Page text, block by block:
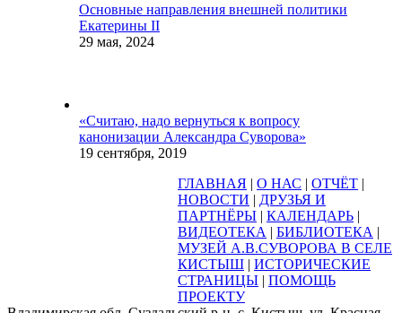
Основные направления внешней политики
Екатерины II
29 мая, 2024
«Считаю, надо вернуться к вопросу
канонизации Александра Суворова»
19 сентября, 2019
ГЛАВНАЯ | О НАС | ОТЧЁТ |
НОВОСТИ | ДРУЗЬЯ И
ПАРТНЁРЫ | КАЛЕНДАРЬ |
ВИДЕОТЕКА | БИБЛИОТЕКА |
МУЗЕЙ А.В.СУВОРОВА В СЕЛЕ
КИСТЫШ | ИСТОРИЧЕСКИЕ
СТРАНИЦЫ | ПОМОЩЬ
ПРОЕКТУ